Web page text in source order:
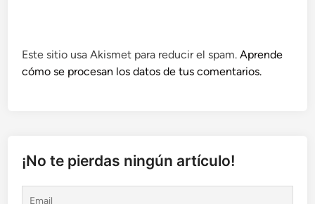
Este sitio usa Akismet para reducir el spam.Aprende
cómo se procesan los datos de tus comentarios.
¡No te pierdas ningún artículo!